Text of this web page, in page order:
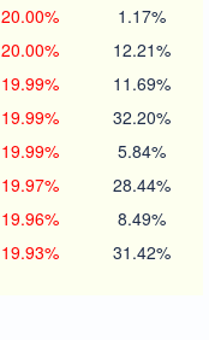
20.00% 1.17%
20.00% 12.21%
19.99% 11.69%
19.99% 32.20%
19.99% 5.84%
19.97% 28.44%
19.96% 8.49%
19.93% 31.42%